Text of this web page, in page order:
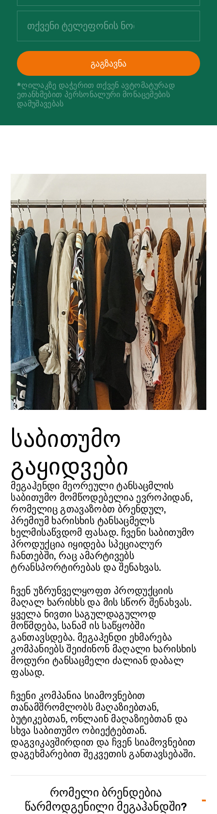
გაგზავნა
*ღილაკზე დაჭერით თქვენ ავტომატურად
ეთანხმებით პერსონალური მონაცემების
დამუშავებას
საბითუმო
გაყიდვები
მეგაჰენდი მეორეული ტანსაცმლის
საბითუმო მომწოდებელია ევროპიდან,
რომელიც გთავაზობთ ბრენდულ,
პრემიუმ ხარისხის ტანსაცმელს
ხელმისაწვდომ ფასად. ჩვენი საბითუმო
პროდუქცია იყიდება სპეციალურ
ჩანთებში, რაც ამარტივებს
ტრანსპორტირებას და შენახვას.
ჩვენ უზრუნველყოფთ პროდუქციის
მაღალ ხარისხს და მის სწორ შენახვას.
ყველა ნივთი საგულდაგულოდ
მოწმდება, სანამ ის საწყობში
განთავსდება. მეგაჰენდი ეხმარება
კომპანიებს შეიძინონ მაღალი ხარისხის
მოდური ტანსაცმელი ძალიან დაბალ
ფასად.
ჩვენი კომპანია სიამოვნებით
თანამშრომლობს მაღაზიებთან,
ბუტიკებთან, ონლაინ მაღაზიებთან და
სხვა საბითუმო ობიექტებთან.
დაგვიკავშირდით და ჩვენ სიამოვნებით
დაგეხმარებით შეკვეთის განთავსებაში.
ᲠᲝᲛᲔᲚᲘ ᲑᲠᲔᲜᲓᲔᲑᲘᲐ
ᲬᲐᲠᲛᲝᲓᲒᲔᲜᲘᲚᲘ ᲛᲔᲒᲐᲰᲐᲜᲓᲨᲘ?